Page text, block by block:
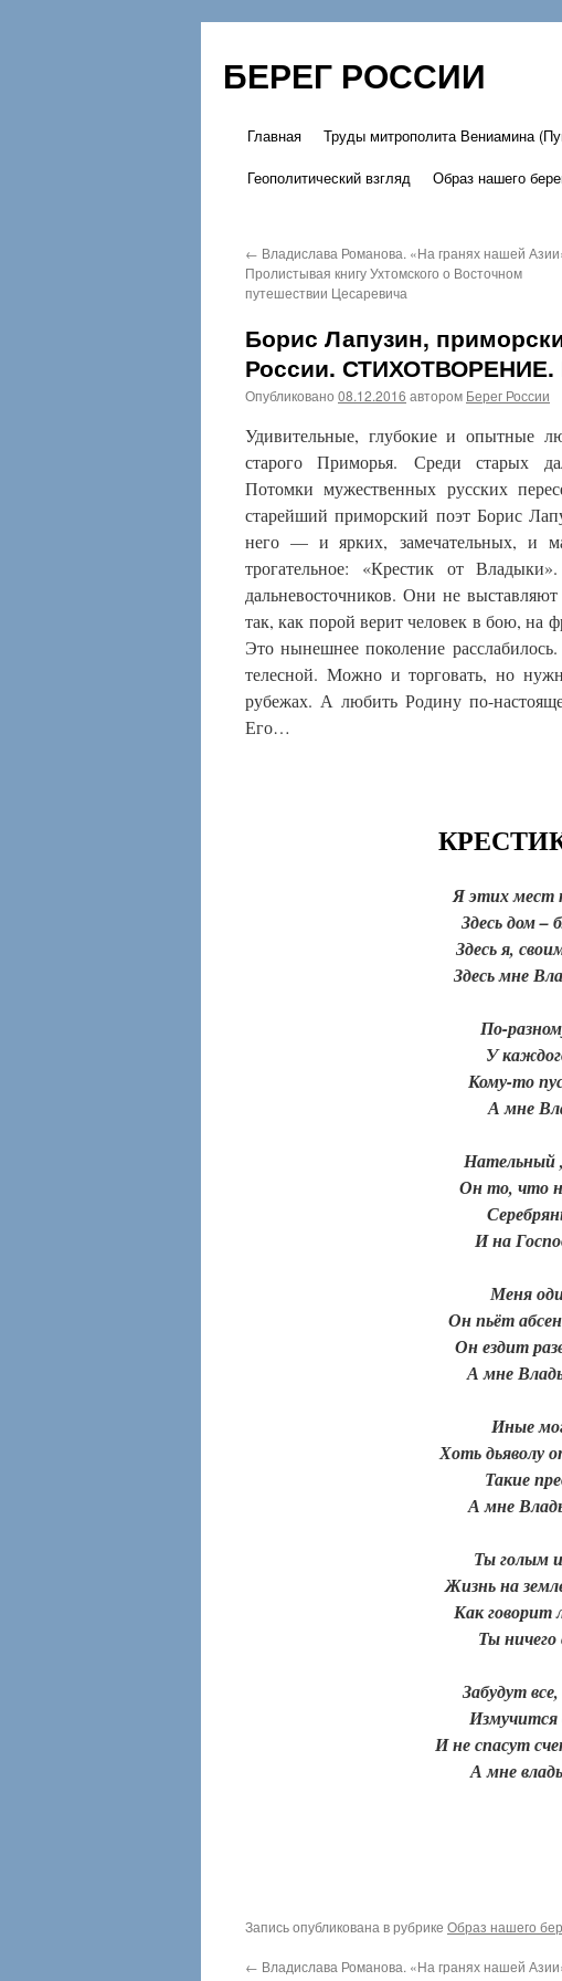
БЕРЕГ РОССИИ
Перейти
Главная Труды митрополита Вениамина
Геополитический взгляд
Образ нашего
← Владислава Романова. «На гранях нашей
Пролистывая книгу Ухтомского о Восточном
путешествии Цесаревича
Борис Лапузин,
России.
Опубликовано 08.12.2016 автором Берег России
Удивительные, глубокие и опытные
старого Приморья. Среди старых
Потомки мужественных русских
старейший приморский поэт Борис
него — и ярких, замечательных, и
трогательное: «Крестик от
дальневосточников. Они не
так, как порой верит человек в бою, на
Это нынешнее поколение
телесной. Можно и торговать, но
рубежах. А любить Родину по-
Его…
Я этих мест
Здесь дом –
Здесь я,
Здесь мне
По-
У каждого
Кому-то
А мне
Нательный
Он то, что
И на
Меня
Он пьёт
Он ездит
А мне
Иные
Хоть дьяволу
Такие
А мне
Ты голым
Жизнь на
Как
Ты ничего
Забудут
Измучится
И не спасут
А мне
Запись опубликована в рубрике Образ нашего
← Владислава Романова. «На гранях нашей